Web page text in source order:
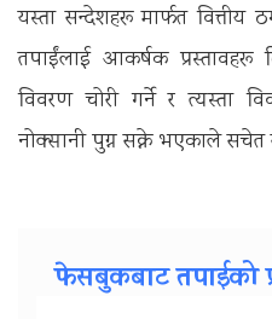
यस्ता सन्देशहरू मार्फत वित्तीय
तपाईंलाई आकर्षक प्रस्तावहरू
विवरण चोरी गर्ने र त्यस्ता
नोक्सानी पुग्न सक्ने भएकाले सचेत
फेसबुकबाट तपाईको